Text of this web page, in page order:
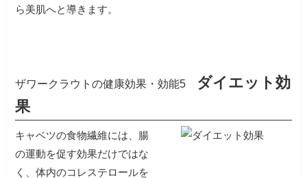
ら美肌へと導きます。
ザワークラウトの健康効果・効能5 ダイエット効
果
キャベツの食物繊維には、腸
の運動を促す効果だけではな
く、体内のコレステロールを